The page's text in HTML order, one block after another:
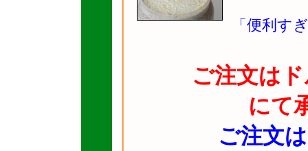
「便利す
ご注文は
にて
ご注文